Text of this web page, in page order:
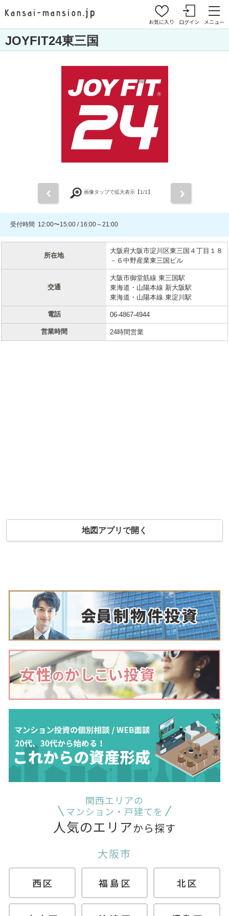
お気に入り ログイン メニュー
JOYFIT24東三国
画像タップで拡大表示【1/1】
受付時間 12:00〜15:00 / 16:00～21:00
所在地
大阪府大阪市淀川区東三国４丁目１８
－６中野産業東三国ビル
交通
大阪市御堂筋線 東三国駅
東海道・山陽本線 新大阪駅
東海道・山陽本線 東淀川駅
電話 06-4867-4944
営業時間 24時間営業
地図アプリで開く
関西エリアの
マンション・戸建てを
人気のエリアから探す
大阪市
西区 福島区 北区